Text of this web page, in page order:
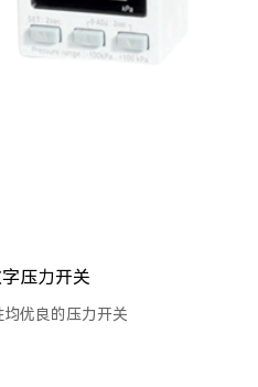
压力开关
优良的压力开关